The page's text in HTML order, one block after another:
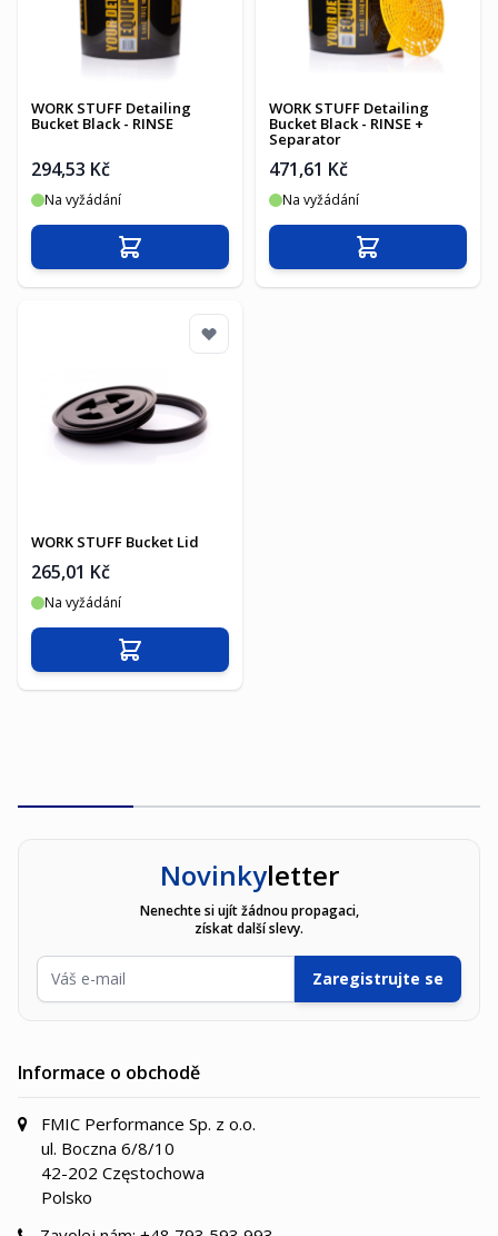
WORK STUFF Detailing
Bucket Black - RINSE
294,53 Kč
Na vyžádání
Přidat do košíku
WORK STUFF Detailing
Bucket Black - RINSE +
Separator
471,61 Kč
Na vyžádání
Přidat do košíku
WORK STUFF Bucket Lid
265,01 Kč
Na vyžádání
Přidat do košíku
Novinkyletter
Nenechte si ujít žádnou propagaci,
získat další slevy.
E-mailová adresa
Zaregistrujte se
Informace o obchodě
FMIC Performance Sp. z o.o.
ul. Boczna 6/8/10
42-202 Częstochowa
Polsko